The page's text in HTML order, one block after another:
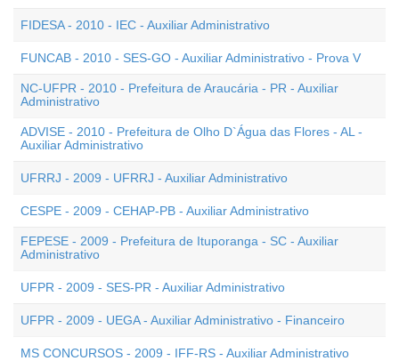
FIDESA - 2010 - IEC - Auxiliar Administrativo
FUNCAB - 2010 - SES-GO - Auxiliar Administrativo - Prova V
NC-UFPR - 2010 - Prefeitura de Araucária - PR - Auxiliar
Administrativo
ADVISE - 2010 - Prefeitura de Olho D`Água das Flores - AL -
Auxiliar Administrativo
UFRRJ - 2009 - UFRRJ - Auxiliar Administrativo
CESPE - 2009 - CEHAP-PB - Auxiliar Administrativo
FEPESE - 2009 - Prefeitura de Ituporanga - SC - Auxiliar
Administrativo
UFPR - 2009 - SES-PR - Auxiliar Administrativo
UFPR - 2009 - UEGA - Auxiliar Administrativo - Financeiro
MS CONCURSOS - 2009 - IFF-RS - Auxiliar Administrativo